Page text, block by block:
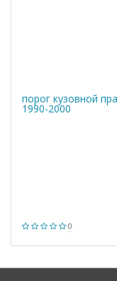
порог кузовной
1990-2000
0